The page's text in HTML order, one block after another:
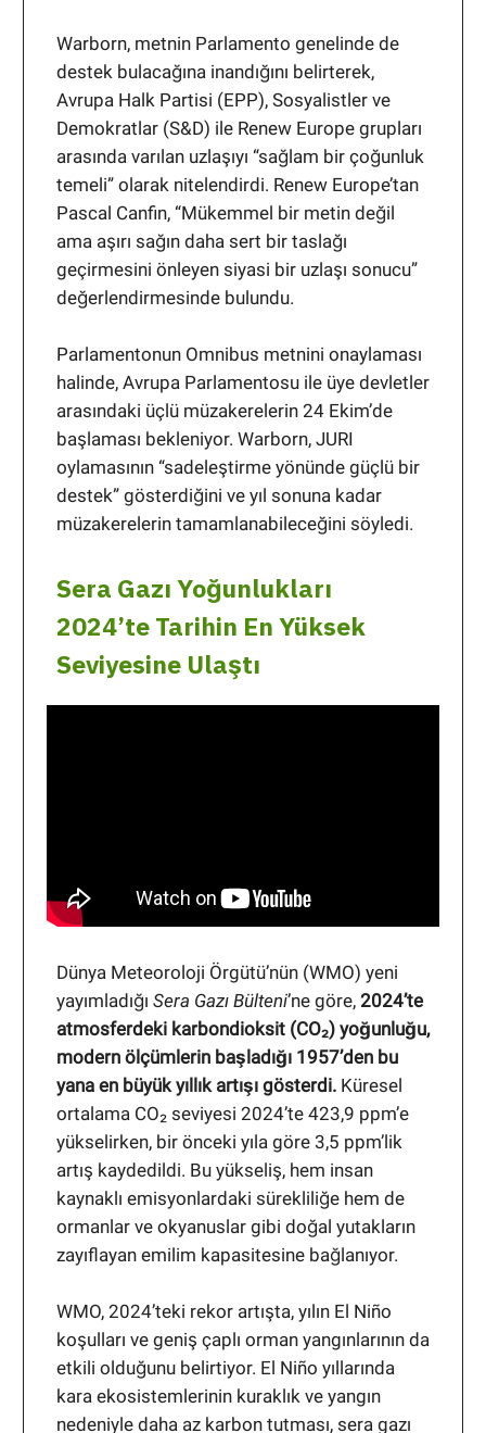
Warborn, metnin Parlamento genelinde de
destek bulacağına inandığını belirterek,
Avrupa Halk Partisi (EPP), Sosyalistler ve
Demokratlar (S&D) ile Renew Europe grupları
arasında varılan uzlaşıyı “sağlam bir çoğunluk
temeli” olarak nitelendirdi. Renew Europe’tan
Pascal Canfin, “Mükemmel bir metin değil
ama aşırı sağın daha sert bir taslağı
geçirmesini önleyen siyasi bir uzlaşı sonucu”
değerlendirmesinde bulundu.
Parlamentonun Omnibus metnini onaylaması
halinde, Avrupa Parlamentosu ile üye devletler
arasındaki üçlü müzakerelerin 24 Ekim’de
başlaması bekleniyor. Warborn, JURI
oylamasının “sadeleştirme yönünde güçlü bir
destek” gösterdiğini ve yıl sonuna kadar
müzakerelerin tamamlanabileceğini söyledi.
Sera Gazı Yoğunlukları
2024’te Tarihin En Yüksek
Seviyesine Ulaştı
Dünya Meteoroloji Örgütü’nün (WMO) yeni
yayımladığı Sera Gazı Bülteni’ne göre, 2024’te
atmosferdeki karbondioksit (CO₂) yoğunluğu,
modern ölçümlerin başladığı 1957’den bu
yana en büyük yıllık artışı gösterdi. Küresel
ortalama CO₂ seviyesi 2024’te 423,9 ppm’e
yükselirken, bir önceki yıla göre 3,5 ppm’lik
artış kaydedildi. Bu yükseliş, hem insan
kaynaklı emisyonlardaki sürekliliğe hem de
ormanlar ve okyanuslar gibi doğal yutakların
zayıflayan emilim kapasitesine bağlanıyor.
WMO, 2024’teki rekor artışta, yılın El Niño
koşulları ve geniş çaplı orman yangınlarının da
etkili olduğunu belirtiyor. El Niño yıllarında
kara ekosistemlerinin kuraklık ve yangın
nedeniyle daha az karbon tutması, sera gazı